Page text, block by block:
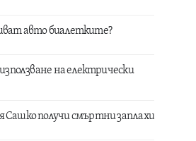
авто биалетките?
на електрически
Сашко получи смъртни заплахи